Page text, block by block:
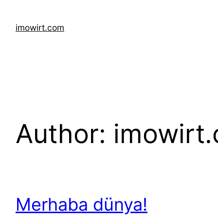
contentimowirt.com
Author:
Merhaba dünya!